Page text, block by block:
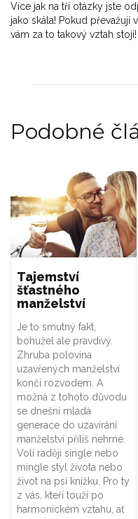
Více jak na tři otázky jste
jako skála! Pokud převažují
vám za to takový vztah stojí!
Podobné
Tajemství
šťastného
manželství
Je to smutný fakt,
bohužel ale pravdivý.
Zhruba polovina
uzavřených manželství
končí rozvodem. A
možná z tohoto důvodu
se dnešní mladá
generace do uzavírání
manželství příliš nehrne.
Volí raději single nebo
mingle styl života nebo
život na psí knížku. Pro ty
z vás, kteří touží po
harmonickém vztahu, ať